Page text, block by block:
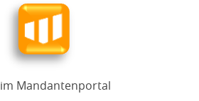
Mandantenportal